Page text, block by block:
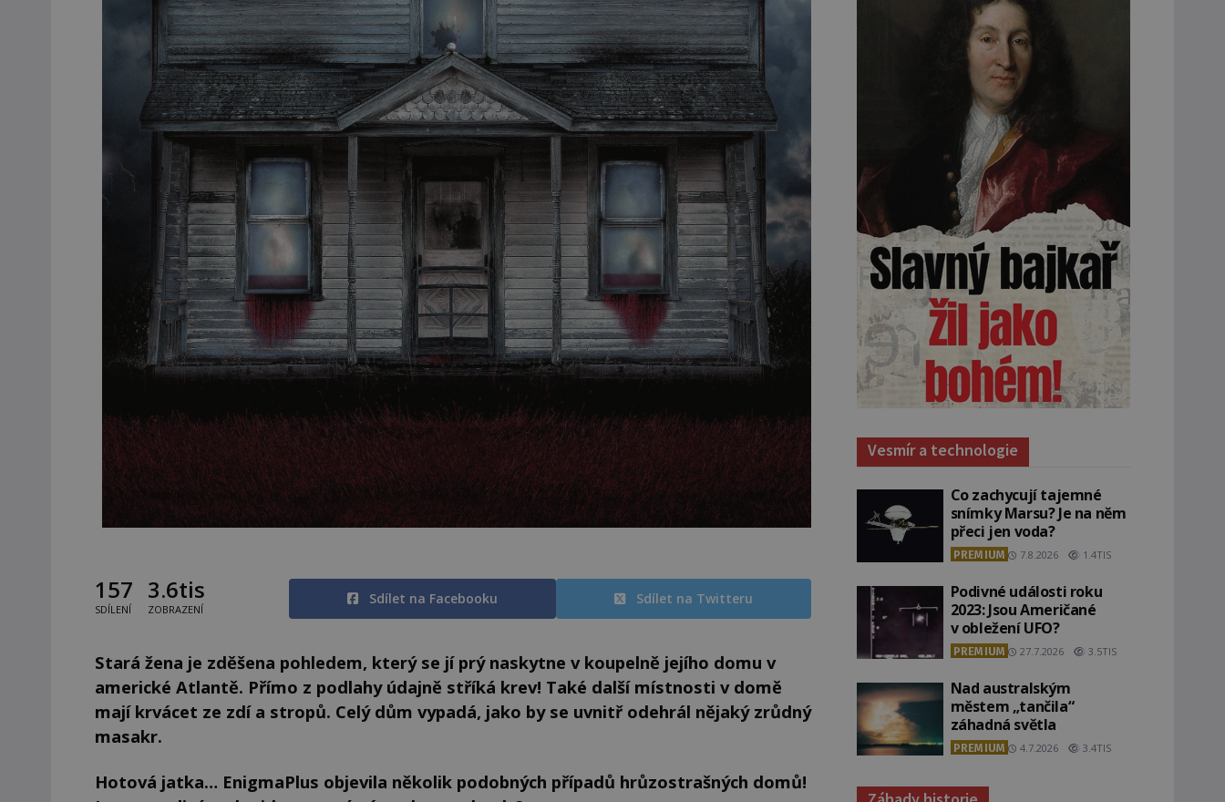
157
SDÍLENÍ
3.6tis
ZOBRAZENÍ
Sdílet na Facebooku Sdílet na Twitteru
Stará žena je zděšena pohledem, který se jí prý naskytne v koupelně jejího domu v
americké Atlantě. Přímo z podlahy údajně stříká krev! Také další místnosti v domě
mají krvácet ze zdí a stropů. Celý dům vypadá, jako by se uvnitř odehrál nějaký zrůdný
masakr.
Hotová jatka… EnigmaPlus objevila několik podobných případů hrůzostrašných domů!
Vesmír a technologie
Co zachycují tajemné
snímky Marsu? Je na něm
přeci jen voda?
PREMIUM 7.8.2026 1.4TIS
Podivné události roku
2023: Jsou Američané
v obležení UFO?
PREMIUM 27.7.2026 3.5TIS
Nad australským
městem „tančila“
záhadná světla
PREMIUM 4.7.2026 3.4TIS